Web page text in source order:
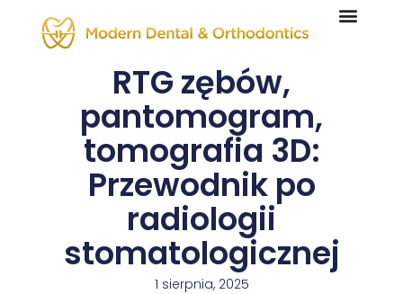
RTG zębów,
pantomogram,
tomografia 3D:
Przewodnik po
radiologii
stomatologicznej
1 sierpnia, 2025